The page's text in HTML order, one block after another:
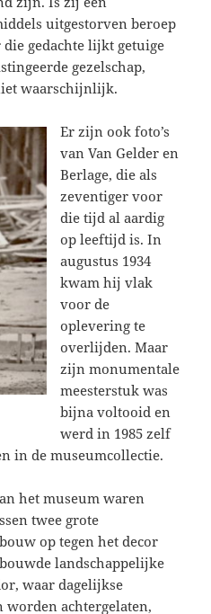
uitgestorven beroep
gedachte lijkt getuige
gezelschap,
waarschijnlijk.
Er zijn ook foto’s
van Van Gelder en
Berlage, die als
zeventiger voor
die tijd al aardig
op leeftijd is. In
augustus 1934
kwam hij vlak
voor de
oplevering te
overlijden. Maar
zijn monumentale
meesterstuk was
bijna voltooid en
werd in 1985 zelf
in de museumcollectie.
het museum waren
twee grote
op tegen het decor
landschappelijke
waar dagelijkse
achtergelaten,